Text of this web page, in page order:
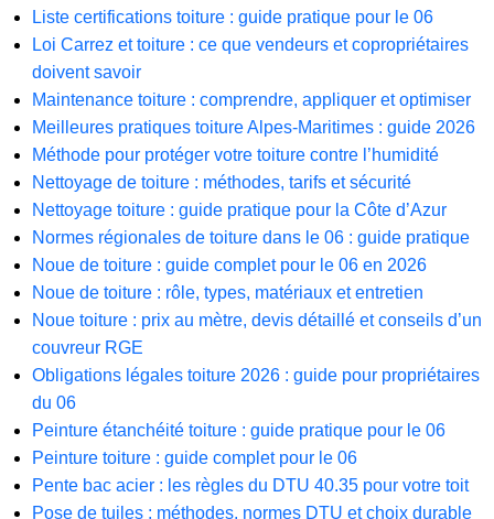
Liste certifications toiture : guide pratique pour le 06
Loi Carrez et toiture : ce que vendeurs et copropriétaires
doivent savoir
Maintenance toiture : comprendre, appliquer et optimiser
Meilleures pratiques toiture Alpes-Maritimes : guide 2026
Méthode pour protéger votre toiture contre l’humidité
Nettoyage de toiture : méthodes, tarifs et sécurité
Nettoyage toiture : guide pratique pour la Côte d’Azur
Normes régionales de toiture dans le 06 : guide pratique
Noue de toiture : guide complet pour le 06 en 2026
Noue de toiture : rôle, types, matériaux et entretien
Noue toiture : prix au mètre, devis détaillé et conseils d’un
couvreur RGE
Obligations légales toiture 2026 : guide pour propriétaires
du 06
Peinture étanchéité toiture : guide pratique pour le 06
Peinture toiture : guide complet pour le 06
Pente bac acier : les règles du DTU 40.35 pour votre toit
Pose de tuiles : méthodes, normes DTU et choix durable